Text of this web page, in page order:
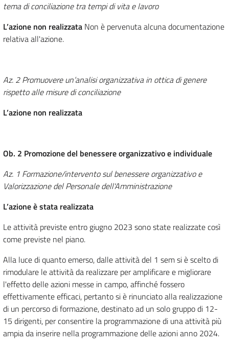
tema di conciliazione tra tempi di vita e lavoro
L’azione non realizzata Non è pervenuta alcuna documentazione
relativa all'azione.
Az. 2 Promuovere un’analisi organizzativa in ottica di genere
rispetto alle misure di conciliazione
L’azione non realizzata
Ob. 2 Promozione del benessere organizzativo e individuale
Az. 1 Formazione/intervento sul benessere organizzativo e
Valorizzazione del Personale dell'Amministrazione
L’azione è stata realizzata
Le attività previste entro giugno 2023 sono state realizzate così
come previste nel piano.
Alla luce di quanto emerso, dalle attività del 1 sem si è scelto di
rimodulare le attività da realizzare per amplificare e migliorare
l'effetto delle azioni messe in campo, affinché fossero
effettivamente efficaci, pertanto si è rinunciato alla realizzazione
di un percorso di formazione, destinato ad un solo gruppo di 12-
15 dirigenti, per consentire la programmazione di una attività più
ampia da inserire nella programmazione delle azioni anno 2024.